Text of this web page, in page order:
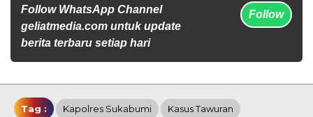
Follow WhatsApp Channel
geliatmedia.com untuk update
berita terbaru setiap hari
Follow
Tag : Kapolres Sukabumi Kasus Tawuran